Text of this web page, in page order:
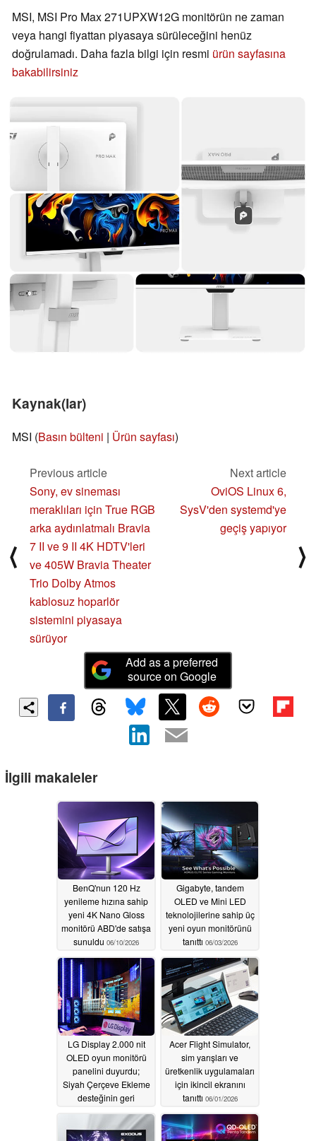
MSI, MSI Pro Max 271UPXW12G monitörün ne zaman
veya hangi fiyattan piyasaya sürüleceğini henüz
doğrulamadı. Daha fazla bilgi için resmi ürün sayfasına
bakabilirsiniz
Kaynak(lar)
MSI (Basın bülteni | Ürün sayfası)
⟨
Previous article
Sony, ev sineması
meraklıları için True RGB
arka aydınlatmalı Bravia
7 II ve 9 II 4K HDTV'leri
ve 405W Bravia Theater
Trio Dolby Atmos
kablosuz hoparlör
sistemini piyasaya
sürüyor
Next article
OviOS Linux 6,
SysV'den systemd'ye
geçiş yapıyor
⟩
Add as a preferred
source on Google
İlgili makaleler
BenQ'nun 120 Hz
yenileme hızına sahip
yeni 4K Nano Gloss
monitörü ABD'de satışa
sunuldu 06/10/2026
Gigabyte, tandem
OLED ve Mini LED
teknolojilerine sahip üç
yeni oyun monitörünü
tanıttı 06/03/2026
LG Display 2.000 nit
OLED oyun monitörü
panelini duyurdu;
Siyah Çerçeve Ekleme
desteğinin geri
dönüşünü müjdeledi
06/02/2026
Acer Flight Simulator,
sim yarışları ve
üretkenlik uygulamaları
için ikincil ekranını
tanıttı 06/01/2026